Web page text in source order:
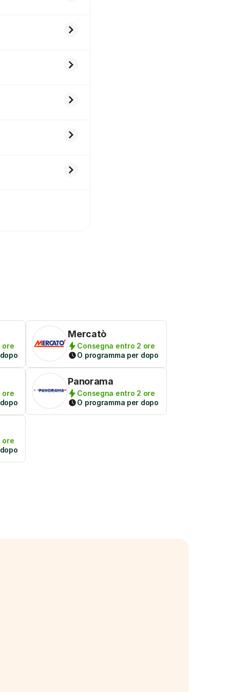
ore
Mercatò
Consegna entro 2 ore
O programma per dopo
ore
Panorama
Consegna entro 2 ore
O programma per dopo
ore